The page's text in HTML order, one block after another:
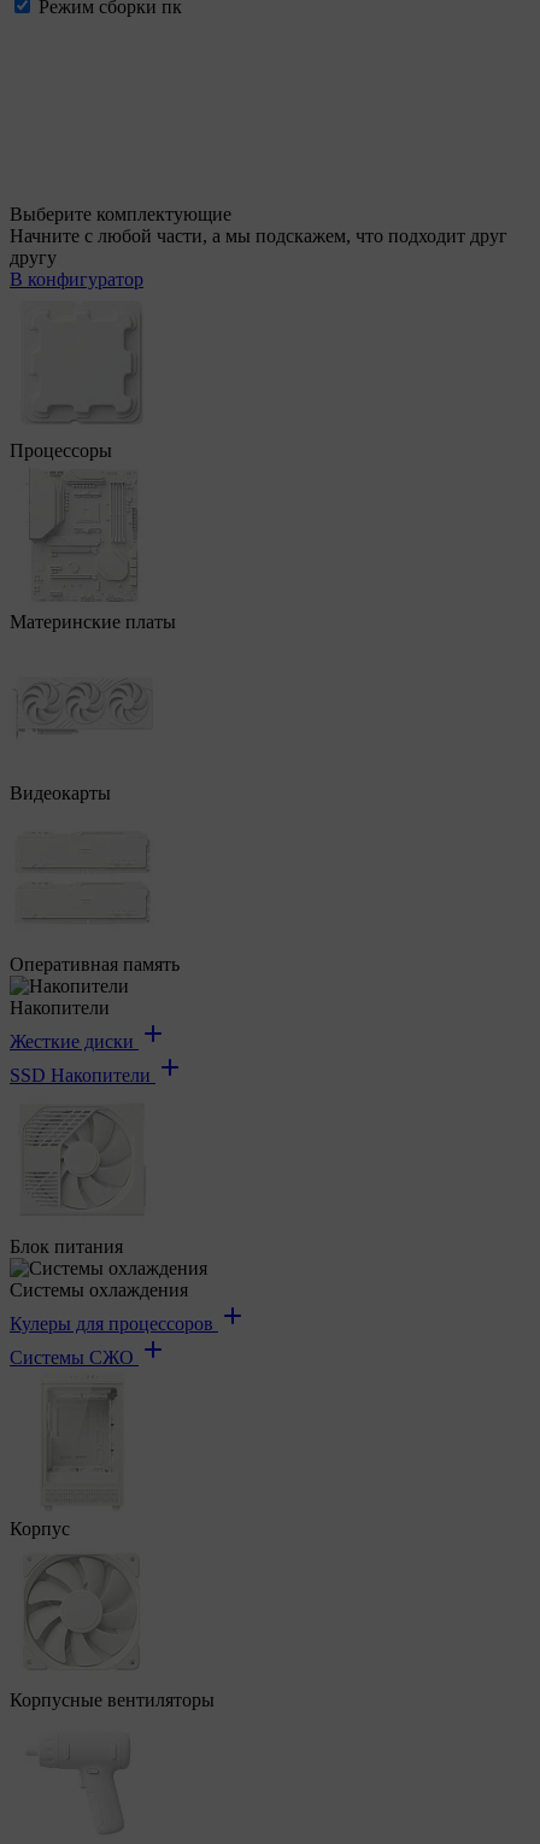
Режим сборки пк
Выберите комплектующие
Начните с любой части, а мы подскажем, что подходит друг
другу
В конфигуратор
Процессоры
Материнские платы
Видеокарты
Оперативная память
Накопители
Жесткие диски
SSD Накопители
Блок питания
Системы охлаждения
Кулеры для процессоров
Системы СЖО
Корпус
Корпусные вентиляторы